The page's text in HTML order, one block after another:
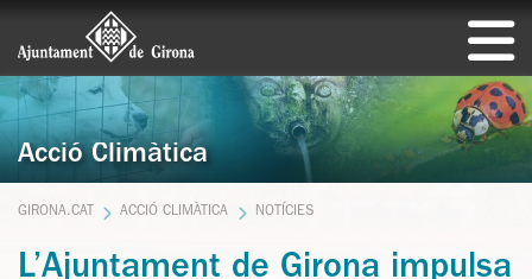
Acció Climàtica
GIRONA.CAT ACCIÓ CLIMÀTICA NOTÍCIES
L’Ajuntament de Girona impulsa